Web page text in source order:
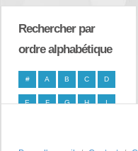
Rechercher par
ordre alphabétique
# A B C D
E F G H I
P S